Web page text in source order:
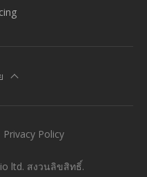
ltd. สงวนลิขสิทธิ์.
Privacy Policy